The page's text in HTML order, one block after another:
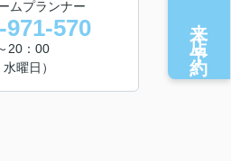
ムプランナー
971-570
20：00
水曜日）
来店予約